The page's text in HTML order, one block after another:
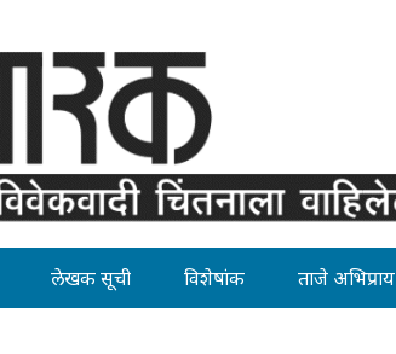
लेखक सूची विशेषांक ताजे अभिप्राय